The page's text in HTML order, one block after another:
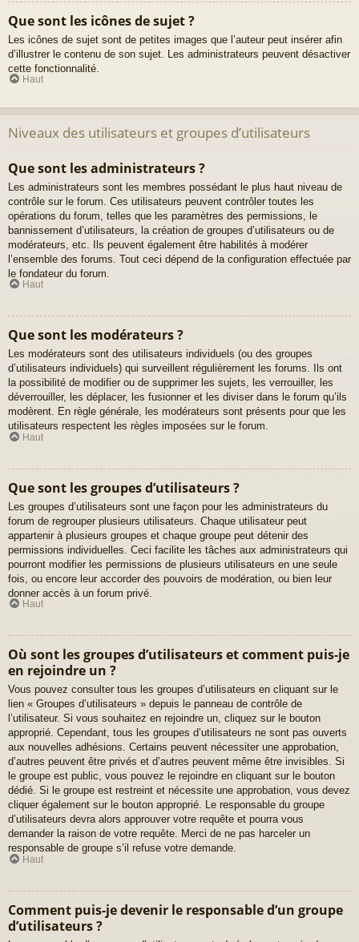
Que sont les icônes de sujet ?
Les icônes de sujet sont de petites images que l’auteur peut insérer afin
d’illustrer le contenu de son sujet. Les administrateurs peuvent désactiver
cette fonctionnalité.
Haut
Niveaux des utilisateurs et groupes d’utilisateurs
Que sont les administrateurs ?
Les administrateurs sont les membres possédant le plus haut niveau de
contrôle sur le forum. Ces utilisateurs peuvent contrôler toutes les
opérations du forum, telles que les paramètres des permissions, le
bannissement d’utilisateurs, la création de groupes d’utilisateurs ou de
modérateurs, etc. Ils peuvent également être habilités à modérer
l’ensemble des forums. Tout ceci dépend de la configuration effectuée par
le fondateur du forum.
Haut
Que sont les modérateurs ?
Les modérateurs sont des utilisateurs individuels (ou des groupes
d’utilisateurs individuels) qui surveillent régulièrement les forums. Ils ont
la possibilité de modifier ou de supprimer les sujets, les verrouiller, les
déverrouiller, les déplacer, les fusionner et les diviser dans le forum qu’ils
modèrent. En règle générale, les modérateurs sont présents pour que les
utilisateurs respectent les règles imposées sur le forum.
Haut
Que sont les groupes d’utilisateurs ?
Les groupes d’utilisateurs sont une façon pour les administrateurs du
forum de regrouper plusieurs utilisateurs. Chaque utilisateur peut
appartenir à plusieurs groupes et chaque groupe peut détenir des
permissions individuelles. Ceci facilite les tâches aux administrateurs qui
pourront modifier les permissions de plusieurs utilisateurs en une seule
fois, ou encore leur accorder des pouvoirs de modération, ou bien leur
donner accès à un forum privé.
Haut
Où sont les groupes d’utilisateurs et comment puis-je
en rejoindre un ?
Vous pouvez consulter tous les groupes d’utilisateurs en cliquant sur le
lien « Groupes d’utilisateurs » depuis le panneau de contrôle de
l’utilisateur. Si vous souhaitez en rejoindre un, cliquez sur le bouton
approprié. Cependant, tous les groupes d’utilisateurs ne sont pas ouverts
aux nouvelles adhésions. Certains peuvent nécessiter une approbation,
d’autres peuvent être privés et d’autres peuvent même être invisibles. Si
le groupe est public, vous pouvez le rejoindre en cliquant sur le bouton
dédié. Si le groupe est restreint et nécessite une approbation, vous devez
cliquer également sur le bouton approprié. Le responsable du groupe
d’utilisateurs devra alors approuver votre requête et pourra vous
demander la raison de votre requête. Merci de ne pas harceler un
responsable de groupe s’il refuse votre demande.
Haut
Comment puis-je devenir le responsable d’un groupe
d’utilisateurs ?